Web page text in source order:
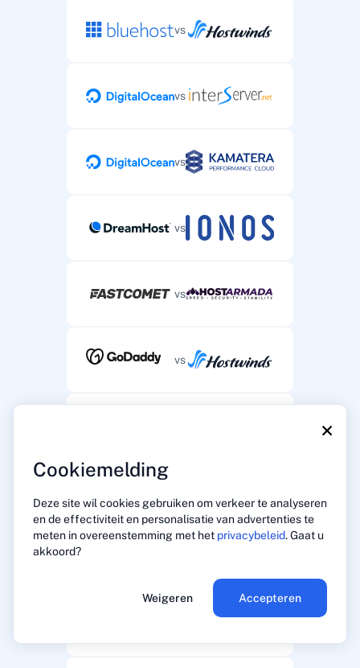
×
Cookiemelding
Deze site wil cookies gebruiken om verkeer te analyseren
en de effectiviteit en personalisatie van advertenties te
meten in overeenstemming met het privacybeleid. Gaat u
akkoord?
Weigeren Accepteren
vs
vs
vs
vs
vs
vs